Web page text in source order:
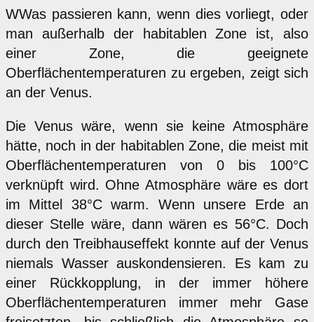
WWas passieren kann, wenn dies vorliegt, oder
man außerhalb der habitablen Zone ist, also
einer Zone, die geeignete
Oberflächentemperaturen zu ergeben, zeigt sich
an der Venus.
Die Venus wäre, wenn sie keine Atmosphäre
hätte, noch in der habitablen Zone, die meist mit
Oberflächentemperaturen von 0 bis 100°C
verknüpft wird. Ohne Atmosphäre wäre es dort
im Mittel 38°C warm. Wenn unsere Erde an
dieser Stelle wäre, dann wären es 56°C. Doch
durch den Treibhauseffekt konnte auf der Venus
niemals Wasser auskondensieren. Es kam zu
einer Rückkopplung, in der immer höhere
Oberflächentemperaturen immer mehr Gase